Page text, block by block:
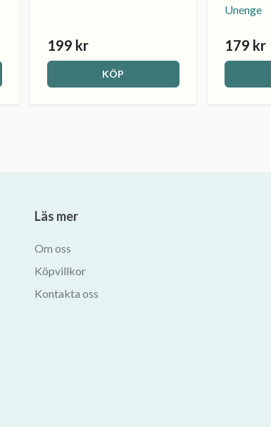
199 kr
KÖP
Unenge
179 kr
Läs mer
Om oss
Köpvillkor
Kontakta oss